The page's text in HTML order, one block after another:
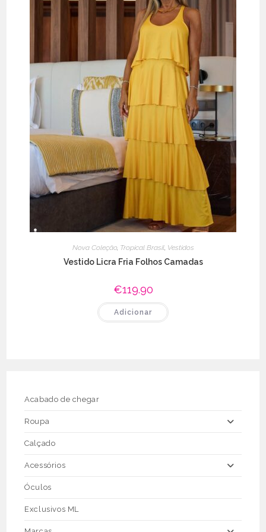
chosen
on
the
product
page
Nova Coleção, Tropical Brasil, Vestidos
Vestido Licra Fria Folhos Camadas
€119.90
Adicionar
Acabado de chegar
Roupa
Calçado
Acessórios
Óculos
Exclusivos ML